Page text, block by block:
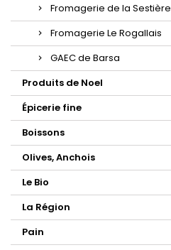
Fromagerie de la Sestière
Fromagerie Le Rogallais
GAEC de Barsa
Produits de Noel
Épicerie fine
Boissons
Olives, Anchois
Le Bio
La Région
Pain